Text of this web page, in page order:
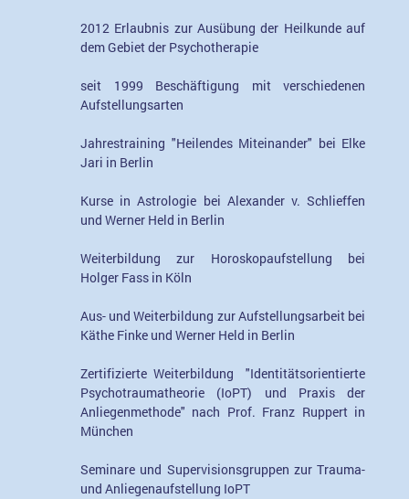
2012 Erlaubnis zur Ausübung der Heilkunde auf
dem Gebiet der Psychotherapie
seit 1999 Beschäftigung mit verschiedenen
Aufstellungsarten
Jahrestraining "Heilendes Miteinander" bei Elke
Jari in Berlin
Kurse in Astrologie bei Alexander v. Schlieffen
und Werner Held in Berlin
Weiterbildung zur Horoskopaufstellung bei
Holger Fass in Köln
Aus- und Weiterbildung zur Aufstellungsarbeit bei
Käthe Finke und Werner Held in Berlin
Zertifizierte Weiterbildung "Identitätsorientierte
Psychotraumatheorie (IoPT) und Praxis der
Anliegenmethode" nach Prof. Franz Ruppert in
München
Seminare und Supervisionsgruppen zur Trauma-
und Anliegenaufstellung IoPT